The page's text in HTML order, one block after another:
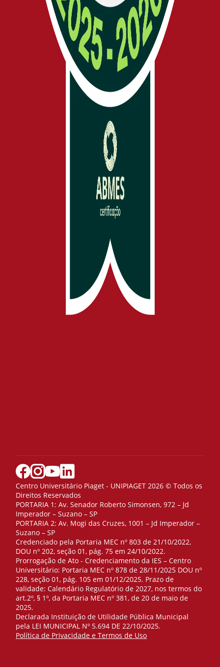
Centro Universitário Piaget - UNIPIAGET 2026 © Todos os
Direitos Reservados
PORTARIA 1: Av. Senador Roberto Simonsen, 972 – Jd
Imperador – Suzano – SP
PORTARIA 2: Av. Mogi das Cruzes, 1001 – Jd Imperador –
Suzano – SP
Credenciado pela Portaria MEC nº 803 de 21/10/2022,
DOU nº 202, seção 01, pág. 75 em 24/10/2022.
Prorrogação de Ato - Credenciamento da IES – Centro
Universitário: Portaria MEC nº 878 de 28/11/2025 DOU nº
228, seção 01, pág. 105 em 01/12/2025. Prazo de
validade: Calendário Regulatório de 2027, nos termos do
art.2º, § 1º, da Portaria MEC nº 381, de 20 de maio de
2025.
Declarada Instituição de Utilidade Pública Municipal
pela LEI MUNICIPAL Nº 5.694 DE 22/10/2025.
Política de Privacidade e Termos de Uso